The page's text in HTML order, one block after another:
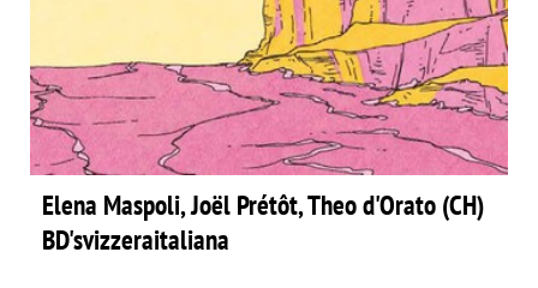
Elena Maspoli, Joël Prétôt, Theo d'Orato (CH)
BD'svizzeraitaliana